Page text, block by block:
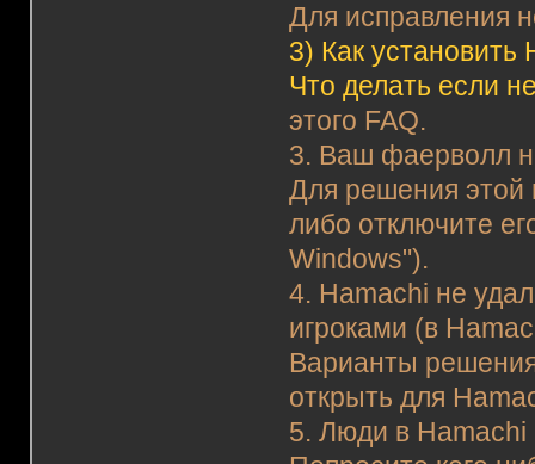
Для исправления
3) Как
Что делать если
этого FAQ.
3. Ваш фаерволл
Для решения этой
либо отключите
Windows").
4. Hamachi не
игроками (в
Варианты
открыть для
5. Люди в Hamachi